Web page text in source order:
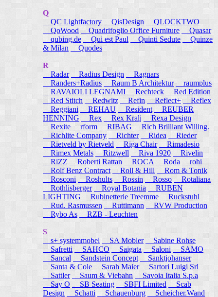
Q
QC Lightfactory
QisDesign
QLOCKTWO
QoWood Quadrifoglio Office Furniture
Quasar
qubing.de
Qui est Paul Quinti Sedute
Quinze
& Milan
Quodes
R
Radar
Radius Design
Ragnars
Randers+Radius
Raum B Architektur raumplus
RAVAIOLI LEGNAMI
Rechteck
Red Edition
Red Stitch
Redwitz Refin Reflect+
Reflex
Reggiani
REHAU Resident
REUBER
HENNING
Rex Rex Kralj
Rexa Design
Rexite
rform RIBAG
Rich Brilliant Willing.
Richlite Company
Richter Ridea
Rieder
Rietveld by Rietveld
Riga Chair
Rimadesio
Rimex Metals
Ritzwell Riva 1920
Rivelin
RiZZ
Roberti Rattan ROCA Roda
rohi
Rolf Benz Contract
Roll & Hill
Rom & Tonik
Rosconi Roshults Rossin Rosso
Rotaliana
Rothlisberger
Royal Botania
RUBEN
LIGHTING
Rubinetterie Treemme
Ruckstuhl
Rud. Rasmussen
Ruttimann
RVW Production
Rybo As
RZB - Leuchten
S
s+ systemmobel
SA Mobler
Sabine Rohse
Safretti
SAHCO Saigata Saloni
SAMO
Sancal
Sandstein Concept
Sanktjohanser
Santa & Cole
Sarah Maier
Sartori Luigi Srl
Sattler
Saum & Viebahn
Savoia Italia S.p.a
Say O
SB Seating SBFI Limited
Scab
Design
Schatti Schauenburg
Scheicher.Wand